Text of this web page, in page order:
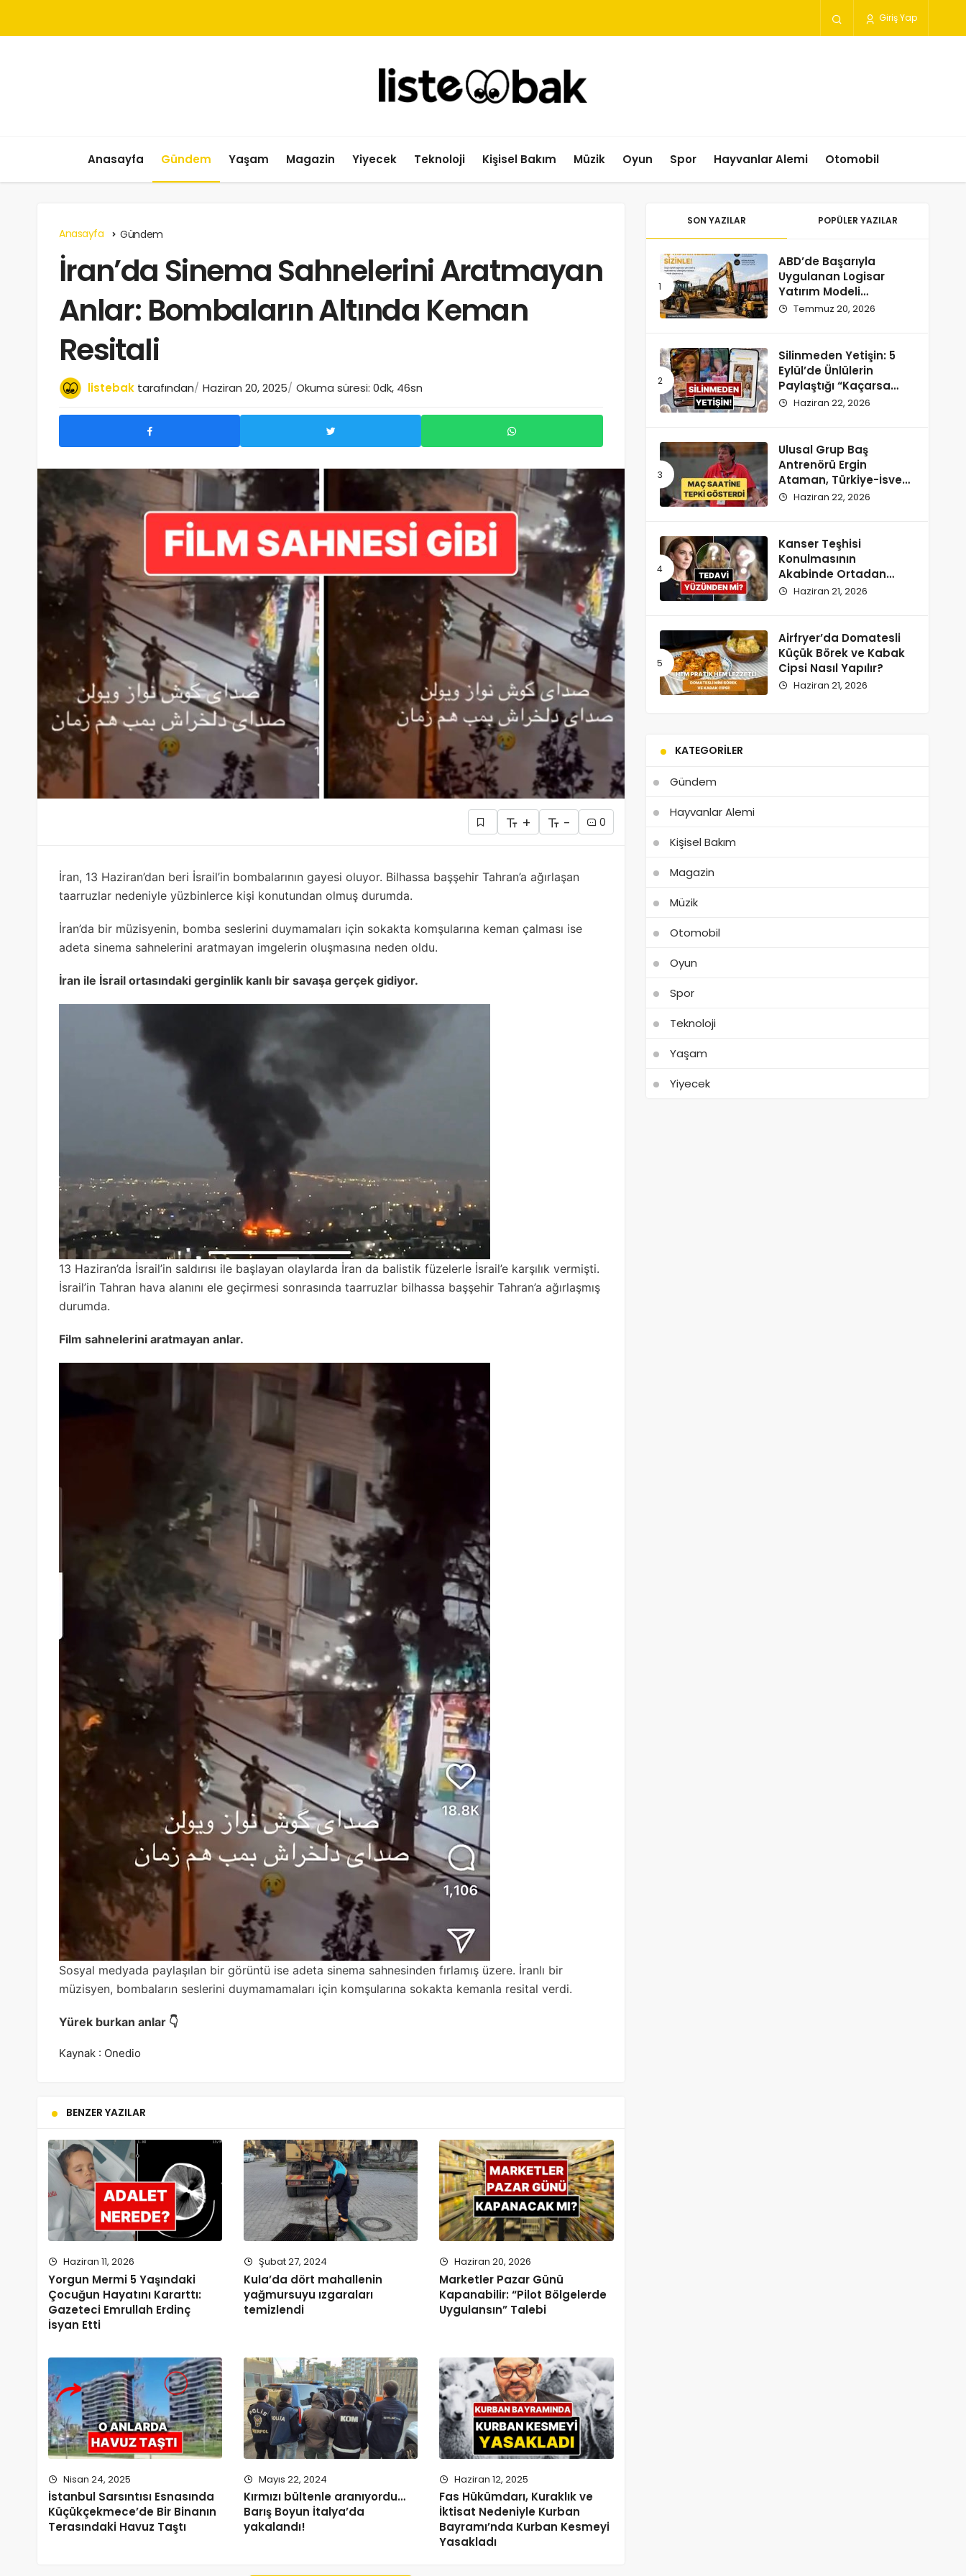
Giriş Yap
Anasayfa Gündem Yaşam Magazin Yiyecek Teknoloji Kişisel Bakım Müzik Oyun Spor Hayvanlar Alemi Otomobil
Anasayfa Gündem
İran’da Sinema Sahnelerini Aratmayan
Anlar: Bombaların Altında Keman
Resitali
listebak tarafından Haziran 20, 2025 Okuma süresi: 0dk, 46sn
+ - 0
İran, 13 Haziran’dan beri İsrail’in bombalarının gayesi oluyor. Bilhassa başşehir Tahran’a ağırlaşan
taarruzlar nedeniyle yüzbinlerce kişi konutundan olmuş durumda.
İran’da bir müzisyenin, bomba seslerini duymamaları için sokakta komşularına keman çalması ise
adeta sinema sahnelerini aratmayan imgelerin oluşmasına neden oldu.
İran ile İsrail ortasındaki gerginlik kanlı bir savaşa gerçek gidiyor.
13 Haziran’da İsrail’in saldırısı ile başlayan olaylarda İran da balistik füzelerle İsrail’e karşılık vermişti.
İsrail’in Tahran hava alanını ele geçirmesi sonrasında taarruzlar bilhassa başşehir Tahran’a ağırlaşmış
durumda.
Film sahnelerini aratmayan anlar.
Sosyal medyada paylaşılan bir görüntü ise adeta sinema sahnesinden fırlamış üzere. İranlı bir
müzisyen, bombaların seslerini duymamamaları için komşularına sokakta kemanla resital verdi.
Yürek burkan anlar 👇
Kaynak : Onedio
BENZER YAZILAR
Haziran 11, 2026
Yorgun Mermi 5 Yaşındaki
Çocuğun Hayatını Kararttı:
Gazeteci Emrullah Erdinç
İsyan Etti
Şubat 27, 2024
Kula’da dört mahallenin
yağmursuyu ızgaraları
temizlendi
Haziran 20, 2026
Marketler Pazar Günü
Kapanabilir: “Pilot Bölgelerde
Uygulansın” Talebi
Nisan 24, 2025
İstanbul Sarsıntısı Esnasında
Küçükçekmece’de Bir Binanın
Terasındaki Havuz Taştı
Mayıs 22, 2024
Kırmızı bültenle aranıyordu…
Barış Boyun İtalya’da
yakalandı!
Haziran 12, 2025
Fas Hükümdarı, Kuraklık ve
İktisat Nedeniyle Kurban
Bayramı’nda Kurban Kesmeyi
Yasakladı
SON YAZILAR POPÜLER YAZILAR
ABD’de Başarıyla
Uygulanan Logisar
Yatırım Modeli
Türkiye’ye Geliyor
Temmuz 20, 2026
Silinmeden Yetişin: 5
Eylül’de Ünlülerin
Paylaştığı “Kaçarsa
Yazık Olur” Temalı
Haziran 22, 2026
Ulusal Grup Baş
Antrenörü Ergin
Ataman, Türkiye-İsveç
Maçı Saatine
Haziran 22, 2026
Kanser Teşhisi
Konulmasının
Akabinde Ortadan
Kaybolan Kate
Doğurdu
Haziran 21, 2026
Airfryer’da Domatesli
Küçük Börek ve Kabak
Cipsi Nasıl Yapılır?
Haziran 21, 2026
KATEGORILER
Gündem
Hayvanlar Alemi
Kişisel Bakım
Magazin
Müzik
Otomobil
Oyun
Spor
Teknoloji
Yaşam
Yiyecek